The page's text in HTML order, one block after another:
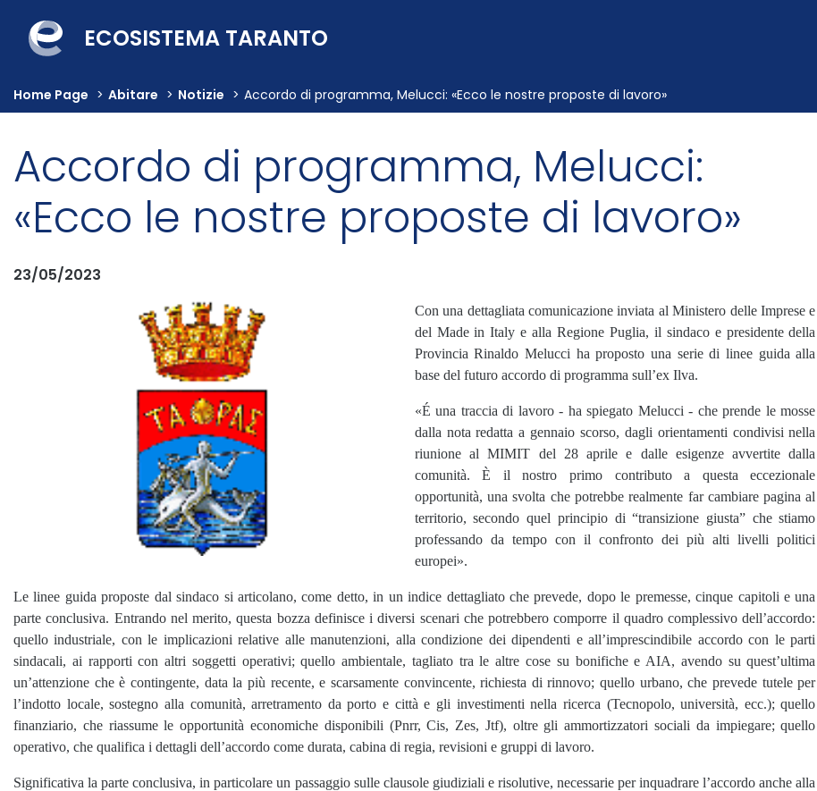
ECOSISTEMA TARANTO
Home Page > Abitare > Notizie > Accordo di programma, Melucci: «Ecco le nostre proposte di lavoro»
Accordo di programma, Melucci:
«Ecco le nostre proposte di lavoro»
23/05/2023
Con una dettagliata comunicazione inviata al Ministero delle Imprese e
del Made in Italy e alla Regione Puglia, il sindaco e presidente della
Provincia Rinaldo Melucci ha proposto una serie di linee guida alla
base del futuro accordo di programma sull’ex Ilva.
«É una traccia di lavoro - ha spiegato Melucci - che prende le mosse
dalla nota redatta a gennaio scorso, dagli orientamenti condivisi nella
riunione al MIMIT del 28 aprile e dalle esigenze avvertite dalla
comunità. È il nostro primo contributo a questa eccezionale
opportunità, una svolta che potrebbe realmente far cambiare pagina al
territorio, secondo quel principio di “transizione giusta” che stiamo
professando da tempo con il confronto dei più alti livelli politici
europei».
Le linee guida proposte dal sindaco si articolano, come detto, in un indice dettagliato che prevede, dopo le premesse, cinque capitoli e una
parte conclusiva. Entrando nel merito, questa bozza definisce i diversi scenari che potrebbero comporre il quadro complessivo dell’accordo:
quello industriale, con le implicazioni relative alle manutenzioni, alla condizione dei dipendenti e all’imprescindibile accordo con le parti
sindacali, ai rapporti con altri soggetti operativi; quello ambientale, tagliato tra le altre cose su bonifiche e AIA, avendo su quest’ultima
un’attenzione che è contingente, data la più recente, e scarsamente convincente, richiesta di rinnovo; quello urbano, che prevede tutele per
l’indotto locale, sostegno alla comunità, arretramento da porto e città e gli investimenti nella ricerca (Tecnopolo, università, ecc.); quello
finanziario, che riassume le opportunità economiche disponibili (Pnrr, Cis, Zes, Jtf), oltre gli ammortizzatori sociali da impiegare; quello
operativo, che qualifica i dettagli dell’accordo come durata, cabina di regia, revisioni e gruppi di lavoro.
Significativa la parte conclusiva, in particolare un passaggio sulle clausole giudiziali e risolutive, necessarie per inquadrare l’accordo anche alla